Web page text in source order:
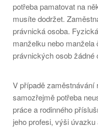
potřeba pamatovat na
musíte dodržet.
právnická osoba.
manželku nebo manžela
právnických osob žádné
V případě
samozřejmě potřeba
práce a rodinného
jeho profesi, výši